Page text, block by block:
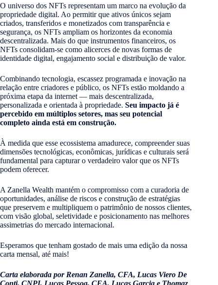
O universo dos NFTs representam um marco na evolução da
propriedade digital. Ao permitir que ativos únicos sejam
criados, transferidos e monetizados com transparência e
segurança, os NFTs ampliam os horizontes da economia
descentralizada. Mais do que instrumentos financeiros, os
NFTs consolidam-se como alicerces de novas formas de
identidade digital, engajamento social e distribuição de valor.
Combinando tecnologia, escassez programada e inovação na
relação entre criadores e público, os NFTs estão moldando a
próxima etapa da internet — mais descentralizada,
personalizada e orientada à propriedade. Seu impacto já é
percebido em múltiplos setores, mas seu potencial
completo ainda está em construção.
À medida que esse ecossistema amadurece, compreender suas
dimensões tecnológicas, econômicas, jurídicas e culturais será
fundamental para capturar o verdadeiro valor que os NFTs
podem oferecer.
A Zanella Wealth mantém o compromisso com a curadoria de
oportunidades, análise de riscos e construção de estratégias
que preservem e multipliquem o patrimônio de nossos clientes,
com visão global, seletividade e posicionamento nas melhores
assimetrias do mercado internacional.
Esperamos que tenham gostado de mais uma edição da nossa
carta mensal, até mais!
Carta elaborada por Renan Zanella, CFA, Lucas Viero De
Conti, CNPI, Lucas Pessoa, CEA, Lucas Garcia e Thomaz